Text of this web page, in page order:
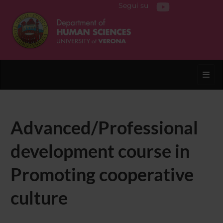
Segui su
Advanced/Professional
development course in
Promoting cooperative
culture